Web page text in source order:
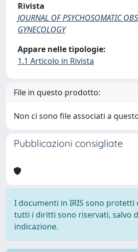
Rivista
JOURNAL OF PSYCHOSOMATIC
GYNECOLOGY
Appare nelle tipologie:
1.1 Articolo in Rivista
File in questo prodotto:
Non ci sono file associati a
Pubblicazioni consigliate
I documenti in IRIS sono protetti
tutti i diritti sono riservati, salvo
indicazione.